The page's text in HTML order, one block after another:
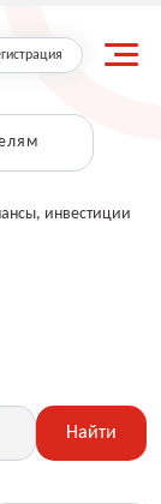
инвестиции
Найти